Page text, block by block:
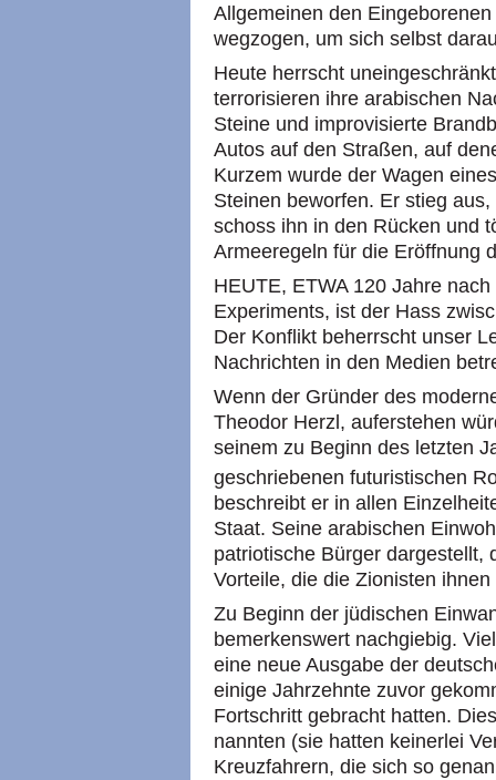
Allgemeinen den
wegzogen, um sich selbst
Heute herrscht
terrorisieren ihre arabischen
Steine und improvisierte
Autos auf den Straßen, auf
Kurzem wurde der Wagen
Steinen beworfen. Er stieg
schoss ihn in den Rücken und
Armeeregeln für die Eröffnung
HEUTE, ETWA 120 Jahre
Experiments, ist der Hass
Der Konflikt beherrscht unser
Nachrichten in den Medien
Wenn der Gründer des
Theodor Herzl, auferstehen
seinem zu Beginn des letzten
geschriebenen futuristischen
beschreibt er in allen
Staat. Seine arabischen
patriotische Bürger dargestellt,
Vorteile, die die Zionisten
Zu Beginn der jüdischen
bemerkenswert nachgiebig.
eine neue Ausgabe der
einige Jahrzehnte zuvor
Fortschritt gebracht hatten.
nannten (sie hatten keinerlei
Kreuzfahrern, die sich so